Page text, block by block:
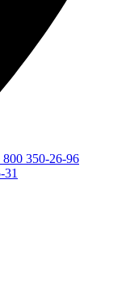
800 350-26-96
31